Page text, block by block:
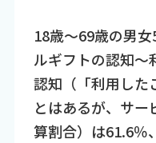
18歳～69歳の男
ルギフトの認知～
認知（「利用した
とはあるが、サ
算割合）は61.6％